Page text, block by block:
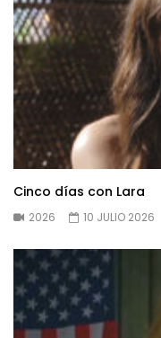
Cinco días con Lara
2026 10 JULIO 2026